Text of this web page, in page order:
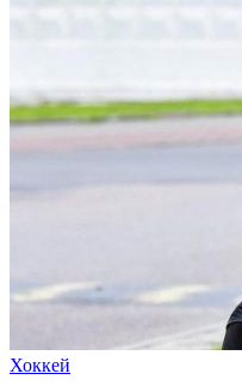
Хоккей